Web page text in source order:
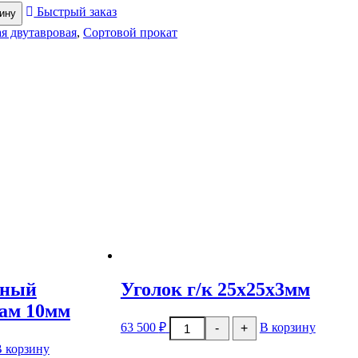
Быстрый заказ
двутавровая, Сортовой прокат
10мм
корзину
Уголок г/к 25x25x3мм
63 500 ₽ -
Количество
товара
+ В корзину